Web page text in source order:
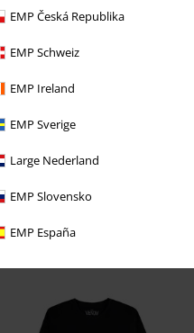
EMP Česká Republika
EMP Schweiz
EMP Ireland
EMP Sverige
Large Nederland
EMP Slovensko
EMP España
20% DTO
Stock bajo
PVPR24,99 €
19,99 €
Ship
The Amity Affliction